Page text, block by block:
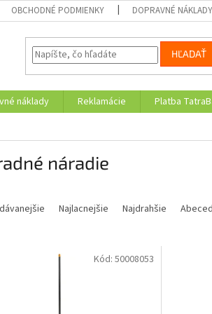
OBCHODNÉ PODMIENKY DOPRAVNÉ NÁKLADY
HĽADAŤ
náklady Reklamácie Platba
náradie
Najlacnejšie Najdrahšie
Kód: 50008053